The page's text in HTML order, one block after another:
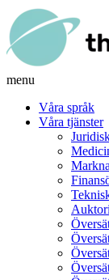
menu
Våra språk
Våra tjänster